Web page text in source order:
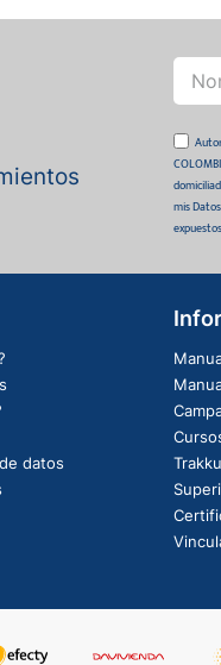
mis
datos
Trakku